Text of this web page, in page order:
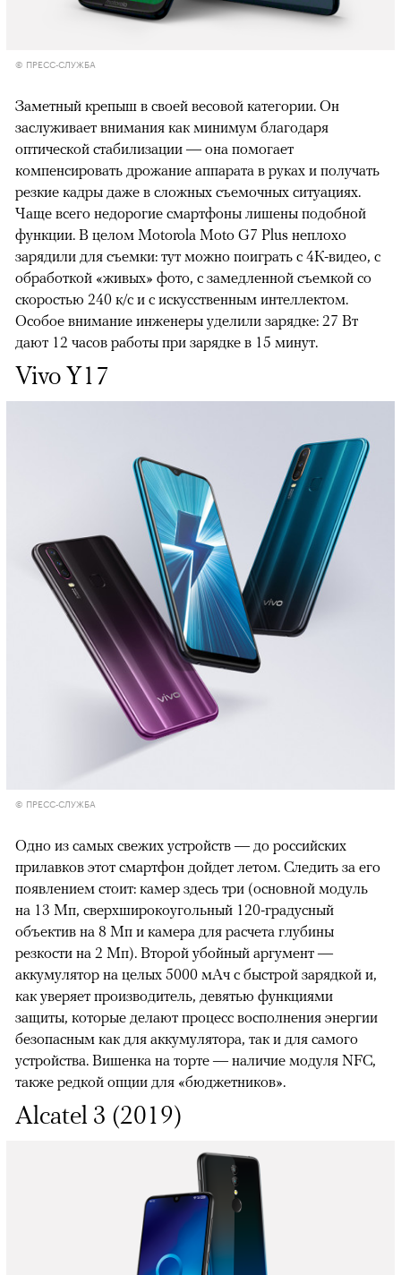
© ПРЕСС-СЛУЖБА
Заметный крепыш в своей весовой категории. Он
заслуживает внимания как минимум благодаря
оптической стабилизации — она помогает
компенсировать дрожание аппарата в руках и получать
резкие кадры даже в сложных съемочных ситуациях.
Чаще всего недорогие смартфоны лишены подобной
функции. В целом Motorola Moto G7 Plus неплохо
зарядили для съемки: тут можно поиграть с 4К-видео, с
обработкой «живых» фото, с замедленной съемкой со
скоростью 240 к/с и с искусственным интеллектом.
Особое внимание инженеры уделили зарядке: 27 Вт
дают 12 часов работы при зарядке в 15 минут.
Vivo Y17
© ПРЕСС-СЛУЖБА
Одно из самых свежих устройств — до российских
прилавков этот смартфон дойдет летом. Следить за его
появлением стоит: камер здесь три (основной модуль
на 13 Мп, сверхширокоугольный 120-градусный
объектив на 8 Мп и камера для расчета глубины
резкости на 2 Мп). Второй убойный аргумент —
аккумулятор на целых 5000 мАч с быстрой зарядкой и,
как уверяет производитель, девятью функциями
защиты, которые делают процесс восполнения энергии
безопасным как для аккумулятора, так и для самого
устройства. Вишенка на торте — наличие модуля NFC,
также редкой опции для «бюджетников».
Alcatel 3 (2019)